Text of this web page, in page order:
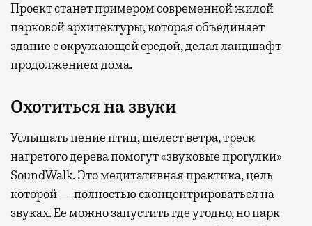
Проект станет примером современной жилой
парковой архитектуры, которая объединяет
здание с окружающей средой, делая ландшафт
продолжением дома.
Охотиться на звуки
Услышать пение птиц, шелест ветра, треск
нагретого дерева помогут «звуковые прогулки»
SoundWalk. Это медитативная практика, цель
которой — полностью сконцентрироваться на
звуках. Ее можно запустить где угодно, но парк